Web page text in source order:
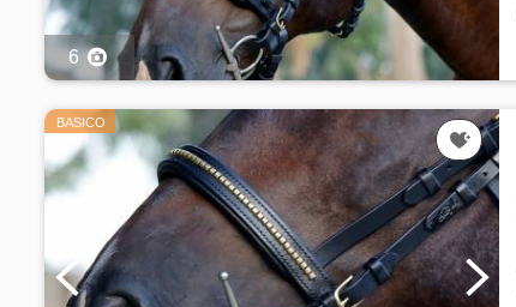
6
BASICO